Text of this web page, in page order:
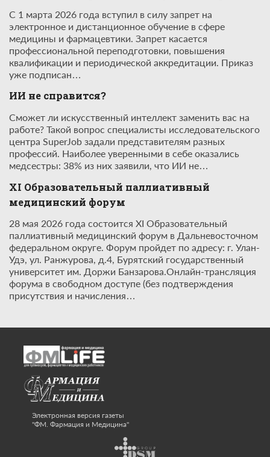
С 1 марта 2026 года вступил в силу запрет на
электронное и дистанционное обучение в сфере
медицины и фармацевтики. Запрет касается
профессиональной переподготовки, повышения
квалификации и периодической аккредитации. Приказ
уже подписан…
ИИ не справится?
Сможет ли искусственный интеллект заменить вас на
работе? Такой вопрос специалисты исследовательского
центра SuperJob задали представителям разных
профессий. Наиболее уверенными в себе оказались
медсестры: 38% из них заявили, что ИИ не…
XI Образовательный паллиативный
медицинский форум
28 мая 2026 года состоится XI Образовательный
паллиативный медицинский форум в Дальневосточном
федеральном округе. Форум пройдет по адресу: г. Улан-
Удэ, ул. Ранжурова, д.4, Бурятский государственный
университет им. Доржи Банзарова.Онлайн-трансляция
форума в свободном доступе (без подтверждения
присутствия и начисления…